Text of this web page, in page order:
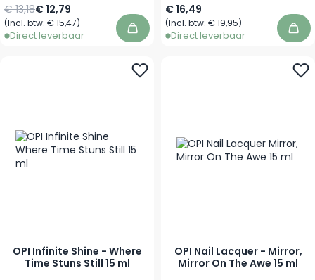
Speciale prijs
€ 12,79
Normale prijs
€ 13,18
(Incl. btw: € 15,47)
Direct leverbaar In winkelwagen
€ 16,49
(Incl. btw: € 19,95)
Direct leverbaar In
OPI Infinite Shine - Where
Time Stuns Still 15 ml
OPI Nail Lacquer - Mirror,
Mirror On The Awe 15 ml